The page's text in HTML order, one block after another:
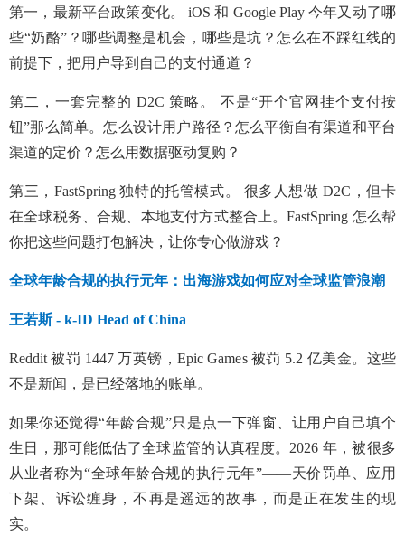
第一，最新平台政策变化。 iOS 和 Google Play 今年又动了哪
些“奶酪”？哪些调整是机会，哪些是坑？怎么在不踩红线的
前提下，把用户导到自己的支付通道？
第二，一套完整的 D2C 策略。 不是“开个官网挂个支付按
钮”那么简单。怎么设计用户路径？怎么平衡自有渠道和平台
渠道的定价？怎么用数据驱动复购？
第三，FastSpring 独特的托管模式。 很多人想做 D2C，但卡
在全球税务、合规、本地支付方式整合上。FastSpring 怎么帮
你把这些问题打包解决，让你专心做游戏？
全球年龄合规的执行元年：出海游戏如何应对全球监管浪潮
王若斯 - k-ID Head of China
Reddit 被罚 1447 万英镑，Epic Games 被罚 5.2 亿美金。这些
不是新闻，是已经落地的账单。
如果你还觉得“年龄合规”只是点一下弹窗、让用户自己填个
生日，那可能低估了全球监管的认真程度。2026 年，被很多
从业者称为“全球年龄合规的执行元年”——天价罚单、应用
下架、诉讼缠身，不再是遥远的故事，而是正在发生的现
实。